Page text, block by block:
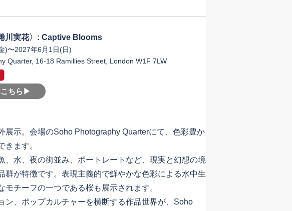
川実花〉: Captive Blooms
)〜2027年6月1日(日)
Quarter, 16-18 Ramillies Street, London W1F 7LW
こちら▶︎
示。会場のSoho Photography Quarterにて、色彩豊か
きます。
水、夜の街並み、ポートレートなど、現実と幻想の境
群が特徴です。表現主義的で鮮やかな色彩による水中生
モチーフの一つである桜も展示されます。
、ポップカルチャーを横断する作品世界が、Soho